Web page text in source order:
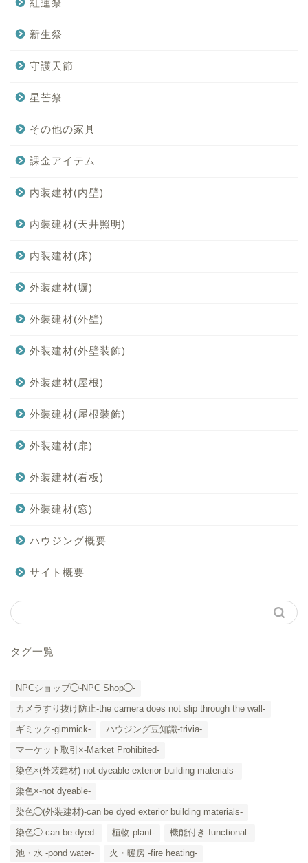
新生祭
守護天節
星芒祭
その他の家具
課金アイテム
内装建材(内壁)
内装建材(天井照明)
内装建材(床)
外装建材(塀)
外装建材(外壁)
外装建材(外壁装飾)
外装建材(屋根)
外装建材(屋根装飾)
外装建材(扉)
外装建材(看板)
外装建材(窓)
ハウジング概要
サイト概要
タグ一覧
NPCショップ◯-NPC Shop◯-
カメラすり抜け防止-the camera does not slip through the wall-
ギミック-gimmick-
ハウジング豆知識-trivia-
マーケット取引×-Market Prohibited-
染色×(外装建材)-not dyeable exterior building materials-
染色×-not dyeable-
染色◯(外装建材)-can be dyed exterior building materials-
染色◯-can be dyed-
植物-plant-
機能付き-functional-
池・水 -pond water-
火・暖房 -fire heating-
Category List-
HOUSING COLLECTIONと